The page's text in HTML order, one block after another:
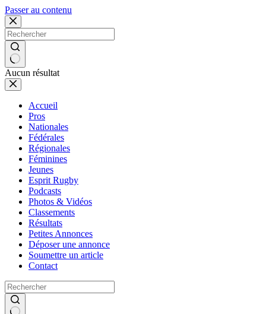
Passer au contenu
Aucun résultat
Accueil
Pros
Nationales
Fédérales
Régionales
Féminines
Jeunes
Esprit Rugby
Podcasts
Photos & Vidéos
Classements
Résultats
Petites Annonces
Déposer une annonce
Soumettre un article
Contact